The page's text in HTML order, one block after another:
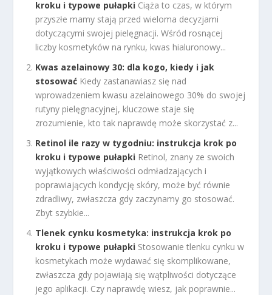
kroku i typowe pułapki Ciąża to czas, w którym
przyszłe mamy stają przed wieloma decyzjami
dotyczącymi swojej pielęgnacji. Wśród rosnącej
liczby kosmetyków na rynku, kwas hialuronowy...
Kwas azelainowy 30: dla kogo, kiedy i jak
stosować Kiedy zastanawiasz się nad
wprowadzeniem kwasu azelainowego 30% do swojej
rutyny pielęgnacyjnej, kluczowe staje się
zrozumienie, kto tak naprawdę może skorzystać z...
Retinol ile razy w tygodniu: instrukcja krok po
kroku i typowe pułapki Retinol, znany ze swoich
wyjątkowych właściwości odmładzających i
poprawiających kondycję skóry, może być równie
zdradliwy, zwłaszcza gdy zaczynamy go stosować.
Zbyt szybkie...
Tlenek cynku kosmetyka: instrukcja krok po
kroku i typowe pułapki Stosowanie tlenku cynku w
kosmetykach może wydawać się skomplikowane,
zwłaszcza gdy pojawiają się wątpliwości dotyczące
jego aplikacji. Czy naprawdę wiesz, jak poprawnie...